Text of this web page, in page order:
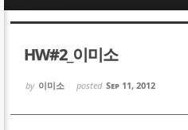
HW#2_이미소
by 이미소 posted Sep 11, 2012
Sketchbook5, 스
Sketchbook5, 스